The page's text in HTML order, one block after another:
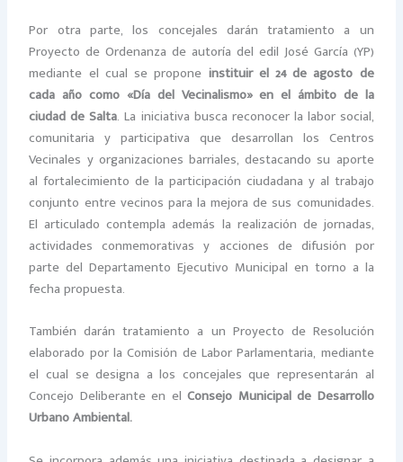
Por otra parte, los concejales darán tratamiento a un
Proyecto de Ordenanza de autoría del edil José García (YP)
mediante el cual se propone instituir el 24 de agosto de
cada año como «Día del Vecinalismo» en el ámbito de la
ciudad de Salta. La iniciativa busca reconocer la labor social,
comunitaria y participativa que desarrollan los Centros
Vecinales y organizaciones barriales, destacando su aporte
al fortalecimiento de la participación ciudadana y al trabajo
conjunto entre vecinos para la mejora de sus comunidades.
El articulado contempla además la realización de jornadas,
actividades conmemorativas y acciones de difusión por
parte del Departamento Ejecutivo Municipal en torno a la
fecha propuesta.
También darán tratamiento a un Proyecto de Resolución
elaborado por la Comisión de Labor Parlamentaria, mediante
el cual se designa a los concejales que representarán al
Concejo Deliberante en elConsejo Municipal de Desarrollo
Urbano Ambiental.